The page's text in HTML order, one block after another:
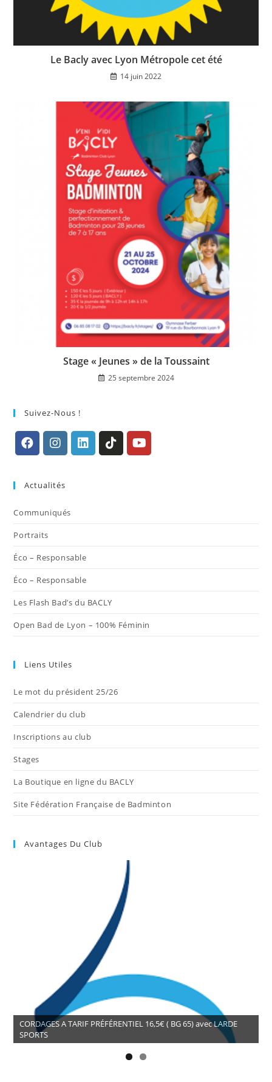
Le Bacly avec Lyon Métropole cet été
14 juin 2022
Stage « Jeunes » de la Toussaint
25 septembre 2024
Suivez-Nous !
un
nouvel
nouvel
Actualités
Communiqués
Portraits
Éco – Responsable
Éco – Responsable
Les Flash Bad’s du BACLY
Open Bad de Lyon – 100% Féminin
Liens Utiles
Le mot du président 25/26
Calendrier du club
Inscriptions au club
Stages
La Boutique en ligne du BACLY
Site Fédération Française de Badminton
Avantages Du Club
CORDAGES A TARIF PRÉFÉRENTIEL 16,5€ ( BG 65) avec LARDE
SPORTS